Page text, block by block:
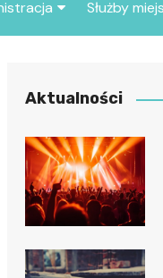
miasta
Służby
Policja
Aktualności